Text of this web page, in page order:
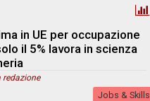
in UE per occupazione
il 5% lavora in scienza
redazione
Jobs & Skills